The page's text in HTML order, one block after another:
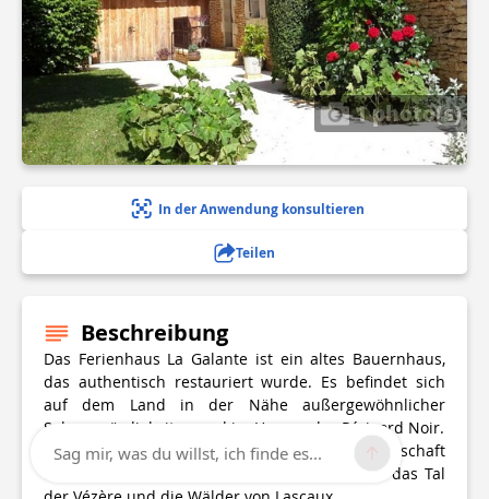
1 photo(s)
In der Anwendung konsultieren
Teilen
Beschreibung
Das Ferienhaus La Galante ist ein altes Bauernhaus,
das authentisch restauriert wurde. Es befindet sich
auf dem Land in der Nähe außergewöhnlicher
Sehenswürdigkeiten und im Herzen des Périgord Noir.
Es liegt auf einem Plateau inmitten der Landschaft
und bietet einen atemberaubenden Blick auf das Tal
Sag mir, was du willst, ich finde es...